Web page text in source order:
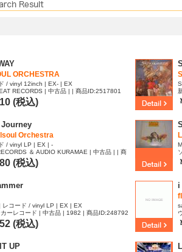
ORCHESTRA
/ vinyl 12inch | EX- | EX
RECORDS | 中古品 | | 商品ID:2517801
(税込)
8
Journey
Orchestra
/ vinyl LP | EX | -
＆ AUDIO KURAMAE | 中古品 | | 商
(税込)
レコード / vinyl LP | EX | EX
ーレコード | 中古品 | 1982 | 商品ID:248792
(税込)
i
UP